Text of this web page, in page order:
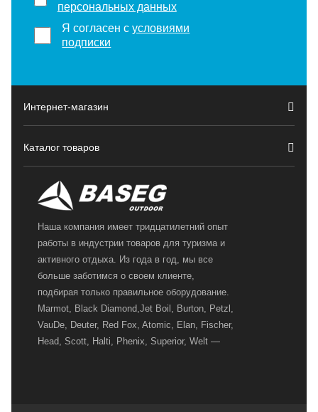
персональных данных
Я согласен сусловиями
подписки
Интернет-магазин
Каталог товаров
Наша компания имеет тридцатилетний опыт
работы в индустрии товаров для туризма и
активного отдыха. Из года в год, мы все
больше заботимся о своем клиенте,
подбирая только правильное оборудование.
Marmot, Black Diamond,Jet Boil, Burton, Petzl,
VauDe, Deuter, Red Fox, Atomic, Elan, Fischer,
Head, Scott, Halti, Phenix, Superior, Welt —